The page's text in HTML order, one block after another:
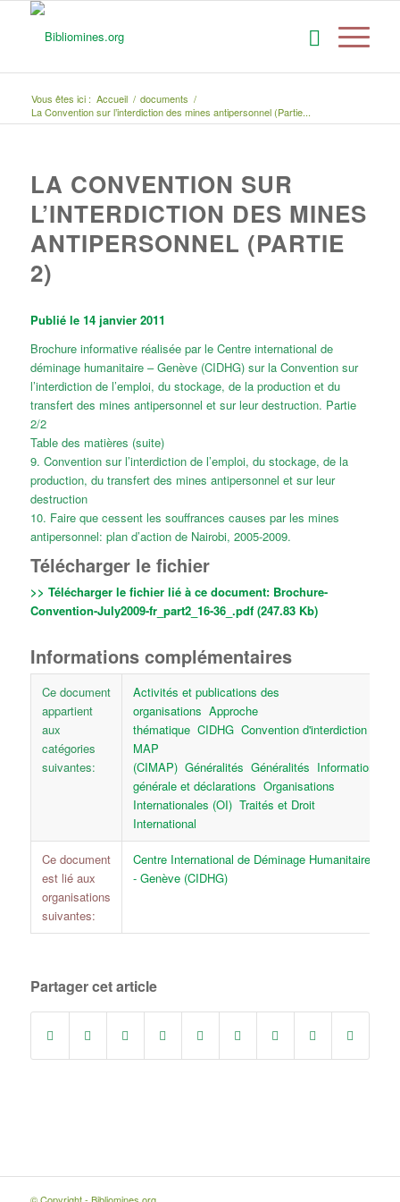
Vous êtes ici : Accueil / documents /
La Convention sur l’interdiction des mines antipersonnel (Partie...
LA CONVENTION SUR
L’INTERDICTION DES MINES
ANTIPERSONNEL (PARTIE
2)
Publié le 14 janvier 2011
Brochure informative réalisée par le Centre international de
déminage humanitaire – Genève (CIDHG) sur la Convention sur
l’interdiction de l’emploi, du stockage, de la production et du
transfert des mines antipersonnel et sur leur destruction. Partie
2/2
Table des matières (suite)
9. Convention sur l’interdiction de l’emploi, du stockage, de la
production, du transfert des mines antipersonnel et sur leur
destruction
10. Faire que cessent les souffrances causes par les mines
antipersonnel: plan d’action de Nairobi, 2005-2009.
Télécharger le fichier
>> Télécharger le fichier lié à ce document: Brochure-
Convention-July2009-fr_part2_16-36_.pdf (247.83 Kb)
Informations complémentaires
Ce document
appartient
aux
catégories
suivantes:
Activités et publications des
organisations Approche
thématique CIDHG Convention d'interdiction
MAP
(CIMAP) Généralités Généralités Information
générale et déclarations Organisations
Internationales (OI) Traités et Droit
International
Ce document
est lié aux
organisations
suivantes:
Centre International de Déminage Humanitaire
- Genève (CIDHG)
Partager cet article